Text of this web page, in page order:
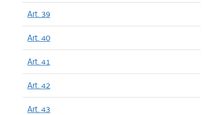
Art. 39
Art. 40
Art. 41
Art. 42
Art. 43